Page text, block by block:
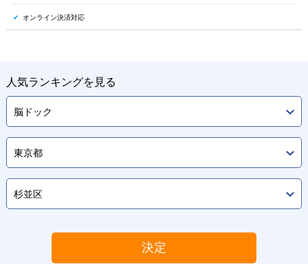
オンライン決済対応
人気ランキングを見る
決定